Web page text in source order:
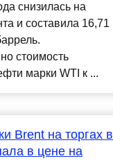
снизилась на
и составила 16,71
стоимость
марки WTI к ...
Brent на торгах в
в цене на